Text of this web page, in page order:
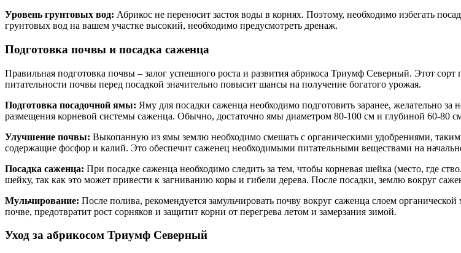
Уровень грунтовых вод: Абрикос не переносит застоя воды в корнях. Поэтому, необходимо избегать
грунтовых вод на вашем участке высокий, необходимо предусмотреть дренаж.
Подготовка почвы и посадка саженца
Правильная подготовка почвы – залог успешного роста и развития абрикоса Триумф Северный. Этот
питательности почвы перед посадкой значительно повысит шансы на получение богатого урожая.
Подготовка посадочной ямы: Яму для посадки саженца необходимо подготовить заранее, желательно
размещения корневой системы саженца. Обычно, достаточно ямы диаметром 80-100 см и глубиной 60-80
Улучшение почвы: Выкопанную из ямы землю необходимо смешать с органическими удобрениями,
содержащие фосфор и калий. Это обеспечит саженец необходимыми питательными веществами на
Посадка саженца: При посадке саженца необходимо следить за тем, чтобы корневая шейка (место, где
шейку, так как это может привести к загниванию коры и гибели дерева. После посадки, землю вокруг
Мульчирование: После полива, рекомендуется замульчировать почву вокруг саженца слоем
почве, предотвратит рост сорняков и защитит корни от перегрева летом и замерзания зимой.
Уход за абрикосом Триумф Северный